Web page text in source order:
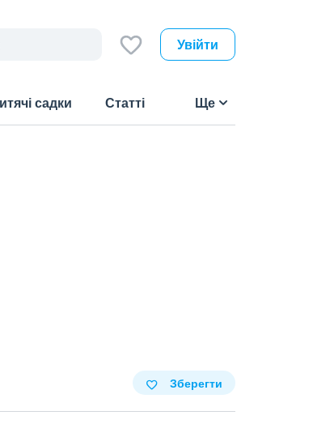
Увійти
садки Статті Ще
Зберегти